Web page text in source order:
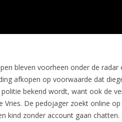
bleven voorheen onder de
afkopen op voorwaarde dat
bekend wordt, want ook de
De pedojager zoekt online
kind zonder account gaan